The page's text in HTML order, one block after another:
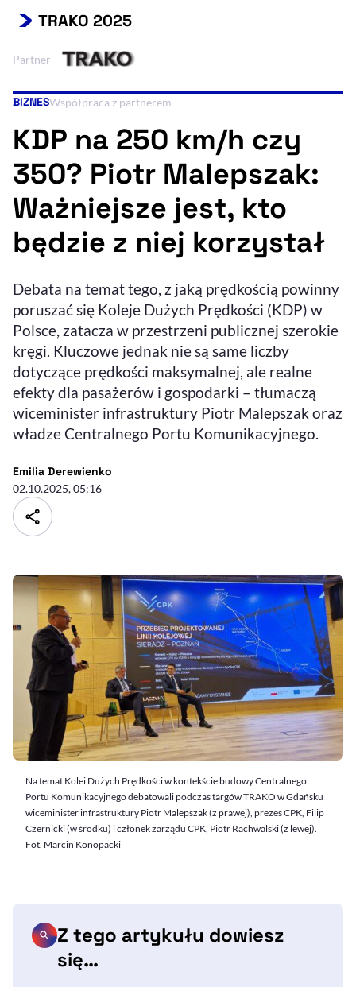
Ułatwienia dostępności wspierają:
Sprawdź, jak i dlaczego zwiększamy dostępność , otwiera się w nowym
Deklaracja dostępności, otwiera się w nowym oknie
Zgłoś problem
, otwiera się w
TRAKO 2025
Partner
Kategoria artykułu:
BIZNESWspółpraca z partnerem
KDP na 250 km/h czy
350? Piotr Malepszak:
Ważniejsze jest, kto
będzie z niej korzystał
Debata na temat tego, z jaką prędkością powinny
poruszać się Koleje Dużych Prędkości (KDP) w
Polsce, zatacza w przestrzeni publicznej szerokie
kręgi. Kluczowe jednak nie są same liczby
dotyczące prędkości maksymalnej, ale realne
efekty dla pasażerów i gospodarki – tłumaczą
wiceminister infrastruktury Piotr Malepszak oraz
władze Centralnego Portu Komunikacyjnego.
Emilia Derewienko
02.10.2025, 05:16
Na temat Kolei Dużych Prędkości w kontekście budowy Centralnego
Portu Komunikacyjnego debatowali podczas targów TRAKO w Gdańsku
wiceminister infrastruktury Piotr Malepszak (z prawej), prezes CPK, Filip
Czernicki (w środku) i członek zarządu CPK, Piotr Rachwalski (z lewej).
Fot. Marcin Konopacki
Z tego artykułu dowiesz
się…